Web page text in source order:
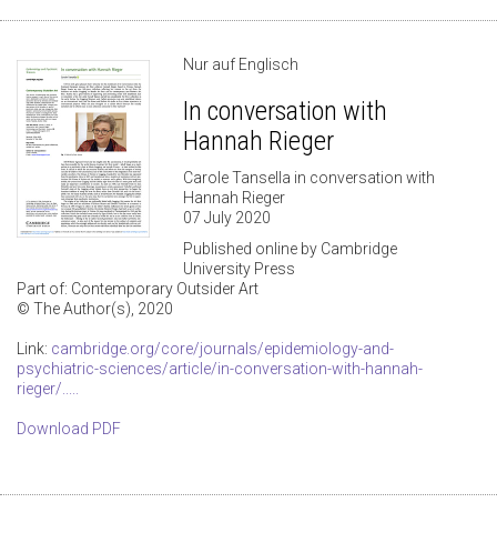
Nur auf Englisch
In conversation with
Hannah Rieger
Carole Tansella in conversation with
Hannah Rieger
07 July 2020
Published online by Cambridge
University Press
Part of: Contemporary Outsider Art
© The Author(s), 2020
Link: cambridge.org/core/journals/epidemiology-and-
psychiatric-sciences/article/in-conversation-with-hannah-
rieger/.....
Download PDF